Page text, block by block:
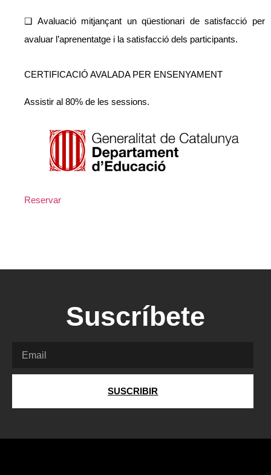
❑ Avaluació mitjançant un qüestionari de satisfacció per
avaluar l’aprenentatge i la satisfacció dels participants.
CERTIFICACIÓ AVALADA PER ENSENYAMENT
Assistir al 80% de les sessions.
Reservar
Suscríbete
SUSCRIBIR